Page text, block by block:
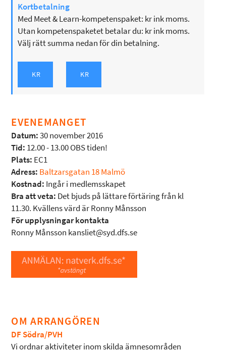
Kortbetalning
Med Meet & Learn-kompetenspaket: kr ink moms.
Utan kompetenspaketet betalar du: kr ink moms.
Välj rätt summa nedan för din betalning.
EVENEMANGET
Datum:30 november 2016
Tid: 12.00 - 13.00 OBS tiden!
Plats: EC1
Adress: Baltzarsgatan 18 Malmö
Kostnad: Ingår i medlemsskapet
Bra att veta: Det bjuds på lättare förtäring från kl
11.30. Kvällens värd är Ronny Månsson
För upplysningar kontakta
Ronny Månsson kansliet@syd.dfs.se
OM ARRANGÖREN
DF Södra/PVH
Vi ordnar aktiviteter inom skilda ämnesområden